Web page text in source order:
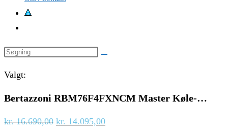
search
Search
website
Valgt:
Bertazzoni RBM76F4FXNCM Master Køle-…
kr.16.690,00 Den
kr. 14.095,00Den